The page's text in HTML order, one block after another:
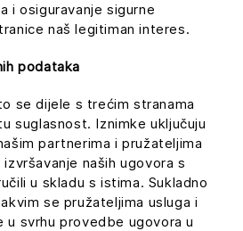
i osiguravanje sigurne
naš legitiman interes.
podataka
se dijele s trećim stranama
suglasnost. Iznimke uključuju
partnerima i pružateljima
naših ugovora s
u skladu s istima. Sukladno
se pružateljima usluga i
u svrhu provedbe ugovora u